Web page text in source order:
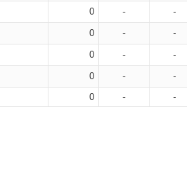
0 - -
0 - -
0 - -
0 - -
0 - -